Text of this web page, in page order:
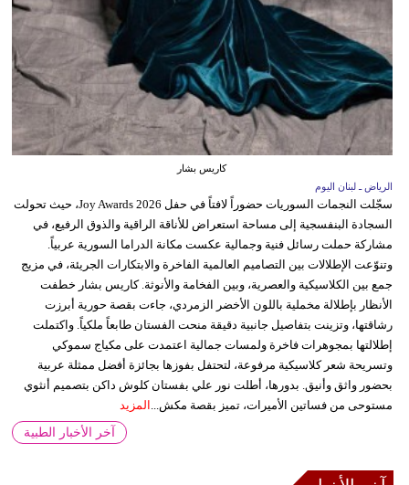
كاريس بشار
الرياض ـ لبنان اليوم
سجّلت النجمات السوريات حضوراً لافتاً في حفل Joy Awards 2026، حيث تحولت
السجادة البنفسجية إلى مساحة استعراض للأناقة الراقية والذوق الرفيع، في
مشاركة حملت رسائل فنية وجمالية عكست مكانة الدراما السورية عربياً.
وتنوّعت الإطلالات بين التصاميم العالمية الفاخرة والابتكارات الجريئة، في مزيج
جمع بين الكلاسيكية والعصرية، وبين الفخامة والأنوثة. كاريس بشار خطفت
الأنظار بإطلالة مخملية باللون الأخضر الزمردي، جاءت بقصة حورية أبرزت
رشاقتها، وتزينت بتفاصيل جانبية دقيقة منحت الفستان طابعاً ملكياً. واكتملت
إطلالتها بمجوهرات فاخرة ولمسات جمالية اعتمدت على مكياج سموكي
وتسريحة شعر كلاسيكية مرفوعة، لتحتفل بفوزها بجائزة أفضل ممثلة عربية
بحضور واثق وأنيق. بدورها، أطلت نور علي بفستان كلوش داكن بتصميم أنثوي
مستوحى من فساتين الأميرات، تميز بقصة مكش...
المزيد
آخر الأخبار الطبية